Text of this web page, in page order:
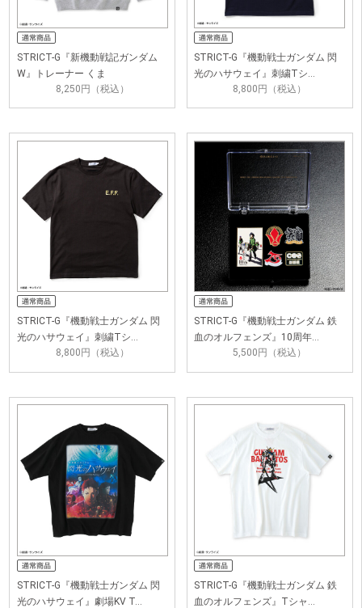
STRICT-G『新機動戦記ガンダム
W』トレーナー くま
8,250円（税込）
STRICT-G『機動戦士ガンダム 閃
光のハサウェイ』刺繍Tシ…
8,800円（税込）
STRICT-G『機動戦士ガンダム 閃
光のハサウェイ』刺繍Tシ…
8,800円（税込）
STRICT-G『機動戦士ガンダム 鉄
血のオルフェンズ』10周年…
5,500円（税込）
STRICT-G『機動戦士ガンダム 閃
光のハサウェイ』劇場KV T…
STRICT-G『機動戦士ガンダム 鉄
血のオルフェンズ』Tシャ…